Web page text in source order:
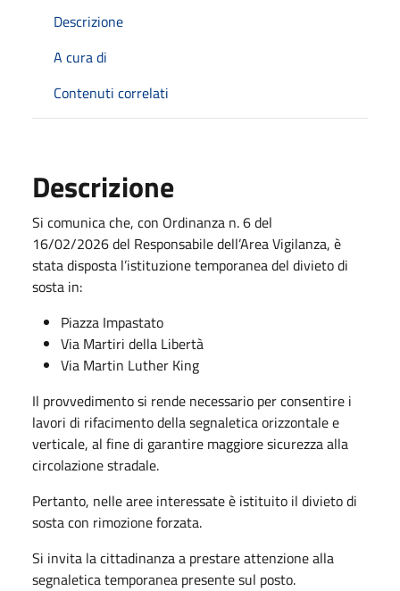
Descrizione
A cura di
Contenuti correlati
Descrizione
Si comunica che, con Ordinanza n. 6 del
16/02/2026del Responsabile dell’Area Vigilanza, è
stata disposta l’istituzione temporanea del divieto di
sosta in:
Piazza Impastato
Via Martiri della Libertà
Via Martin Luther King
Il provvedimento si rende necessario per consentire i
lavori di rifacimento della segnaletica orizzontale e
verticale, al fine di garantire maggiore sicurezza alla
circolazione stradale.
Pertanto, nelle aree interessate è istituito il divieto di
sosta con rimozione forzata.
Si invita la cittadinanza a prestare attenzione alla
segnaletica temporanea presente sul posto.